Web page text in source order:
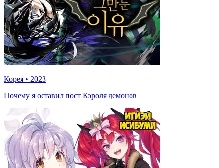
Корея • 2023
Почему я оставил пост Короля демонов